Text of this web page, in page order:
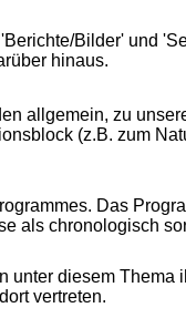
Bilder' und
hinaus.
allgemein, zu
(z.B. zum
Das
als chronologisch
diesem Thema
vertreten.